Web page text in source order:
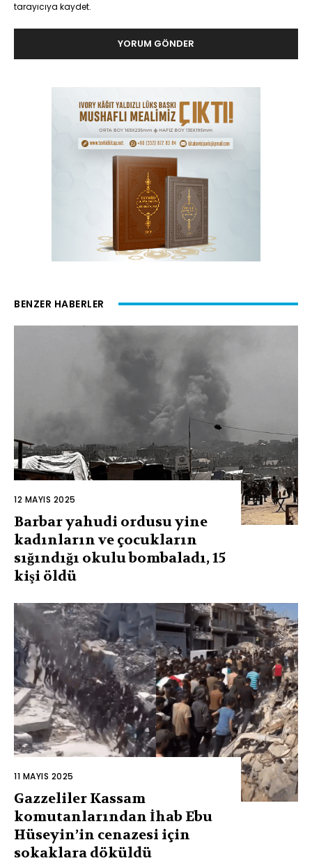
tarayıcıya kaydet.
BENZER HABERLER
12 MAYIS 2025
Barbar yahudi ordusu yine
kadınların ve çocukların
sığındığı okulu bombaladı, 15
kişi öldü
11 MAYIS 2025
Gazzeliler Kassam
komutanlarından İhab Ebu
Hüseyin’in cenazesi için
sokaklara döküldü